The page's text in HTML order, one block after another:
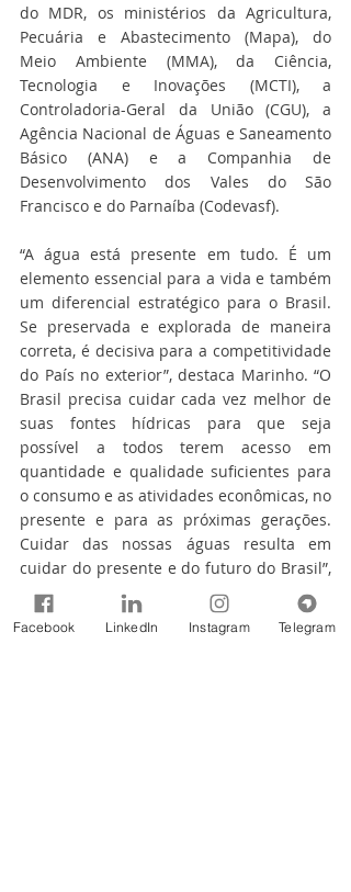
do MDR, os ministérios da Agricultura,
Pecuária e Abastecimento (Mapa), do
Meio Ambiente (MMA), da Ciência,
Tecnologia e Inovações (MCTI), a
Controladoria-Geral da União (CGU), a
Agência Nacional de Águas e Saneamento
Básico (ANA) e a Companhia de
Desenvolvimento dos Vales do São
Francisco e do Parnaíba (Codevasf).
“A água está presente em tudo. É um
elemento essencial para a vida e também
um diferencial estratégico para o Brasil.
Se preservada e explorada de maneira
correta, é decisiva para a competitividade
do País no exterior”, destaca Marinho. “O
Brasil precisa cuidar cada vez melhor de
suas fontes hídricas para que seja
possível a todos terem acesso em
quantidade e qualidade suficientes para
o consumo e as atividades econômicas, no
presente e para as próximas gerações.
Cuidar das nossas águas resulta em
cuidar do presente e do futuro do Brasil”,
ressalta
Facebook LinkedIn Instagram Telegram